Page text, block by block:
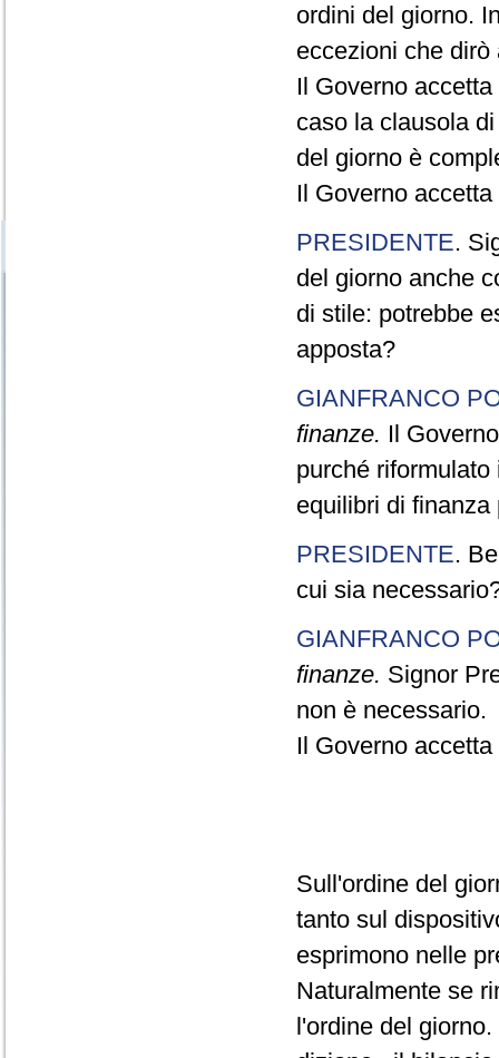
ordini del giorno.
eccezioni che
Il Governo
caso la clausola
del giorno è
Il Governo
PRESIDENTE.
del giorno anche
di stile: potrebbe
apposta?
GIANFRANCO
finanze. Il
purché
equilibri di finanza
PRESIDENTE.
cui sia
GIANFRANCO
finanze. Signor
non è necessario.
Il Governo
Sull'ordine del
tanto sul
esprimono nelle
Naturalmente se
l'ordine del